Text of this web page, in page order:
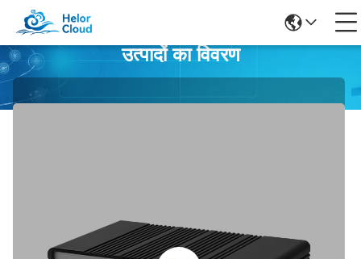
उत्पादों का विवरण